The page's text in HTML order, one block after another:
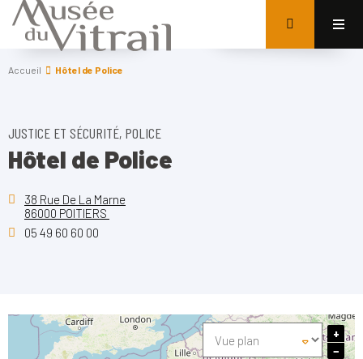
Accueil Hôtel de Police
JUSTICE ET SÉCURITÉ, POLICE
Hôtel de Police
38 Rue De La Marne
86000 POITIERS
05 49 60 60 00
+
−